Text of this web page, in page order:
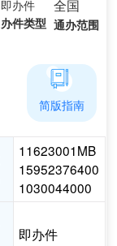
即办件
办件类型
全国
通办范围
11623001MB
15952376400
1030044000
即办件
简版指南